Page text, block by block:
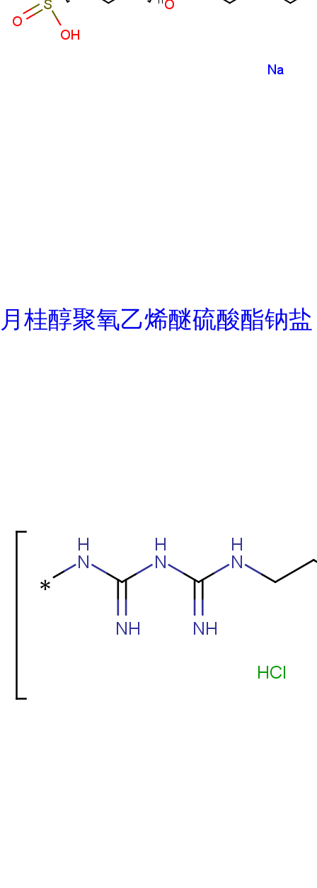
月桂醇聚氧乙烯醚硫酸酯钠盐